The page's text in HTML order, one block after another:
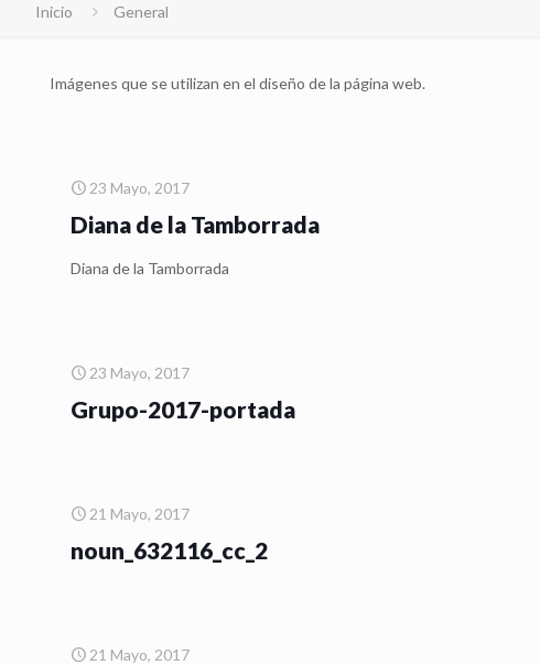
Inicio General
Imágenes que se utilizan en el diseño de la página web.
23 Mayo, 2017
Diana de la Tamborrada
Diana de la Tamborrada
23 Mayo, 2017
Grupo-2017-portada
21 Mayo, 2017
noun_632116_cc_2
21 Mayo, 2017